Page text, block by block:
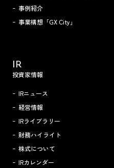
事例紹介
事業構想「GX City」
IR
投資家情報
IRニュース
経営情報
IRライブラリー
財務ハイライト
株式について
IRカレンダー